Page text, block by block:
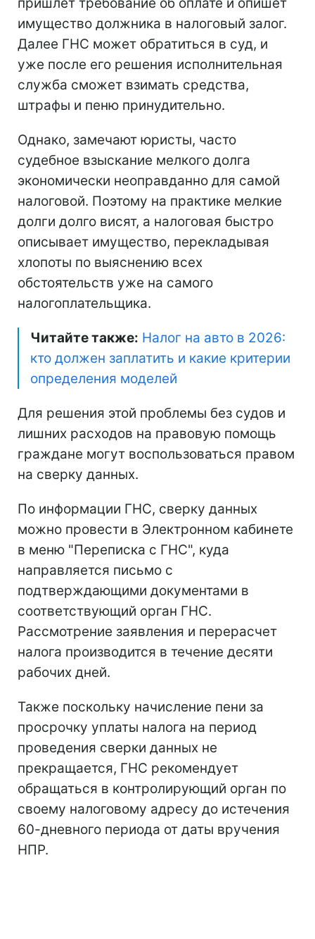
имущество должника в налоговый залог.
Далее ГНС может обратиться в суд, и
уже после его решения исполнительная
служба сможет взимать средства,
штрафы и пеню принудительно.
Однако, замечают юристы, часто
судебное взыскание мелкого долга
экономически неоправданно для самой
налоговой. Поэтому на практике мелкие
долги долго висят, а налоговая быстро
описывает имущество, перекладывая
хлопоты по выяснению всех
обстоятельств уже на самого
налогоплательщика.
Читайте также: Налог на авто в 2026:
кто должен заплатить и какие критерии
определения моделей
Для решения этой проблемы без судов и
лишних расходов на правовую помощь
граждане могут воспользоваться правом
на сверку данных.
По информации ГНС, сверку данных
можно провести в Электронном кабинете
в меню "Переписка с ГНС", куда
направляется письмо с
подтверждающими документами в
соответствующий орган ГНС.
Рассмотрение заявления и перерасчет
налога производится в течение десяти
рабочих дней.
Также поскольку начисление пени за
просрочку уплаты налога на период
проведения сверки данных не
прекращается, ГНС рекомендует
обращаться в контролирующий орган по
своему налоговому адресу до истечения
60-дневного периода от даты вручения
НПР.